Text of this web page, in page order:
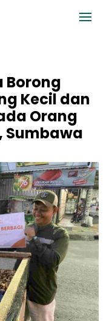
Borong
Kecil dan
Orang
Sumbawa